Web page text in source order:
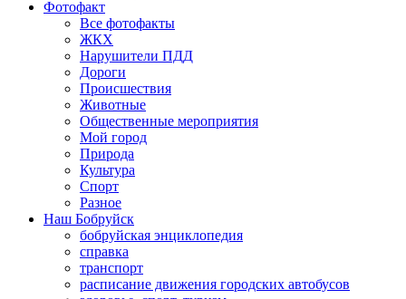
Фотофакт
Все фотофакты
ЖКХ
Нарушители ПДД
Дороги
Происшествия
Животные
Общественные мероприятия
Мой город
Природа
Культура
Спорт
Разное
Наш Бобруйск
бобруйская энциклопедия
справка
транспорт
расписание движения городских автобусов